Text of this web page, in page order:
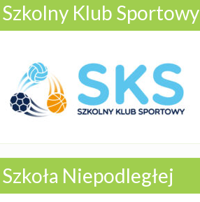
Szkolny Klub Sportowy
Szkoła Niepodległej